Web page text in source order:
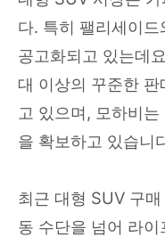
다. 특히 팰리세이
공고화되고 있는데
대 이상의 꾸준한
고 있으며, 모하비
을 확보하고 있습니
최근 대형 SUV 구
동 수단을 넘어 라